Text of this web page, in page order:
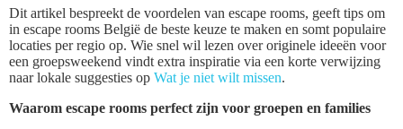
Dit artikel bespreekt de voordelen van escape rooms, geeft tips om
in escape rooms België de beste keuze te maken en somt populaire
locaties per regio op. Wie snel wil lezen over originele ideeën voor
een groepsweekend vindt extra inspiratie via een korte verwijzing
naar lokale suggesties op Wat je niet wilt missen.
Waarom escape rooms perfect zijn voor groepen en families